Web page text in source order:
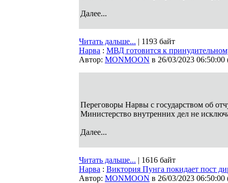
Далее...
Читать дальше... | 1193 байт
Нарва : МВД готовится к
Автор: MONMOON в 26/03/2023 06:50:00
Переговоры Нарвы с государством об
Министерство внутренних дел не
Далее...
Читать дальше... | 1616 байт
Нарва : Виктория Пунга покидает пост
Автор: MONMOON в 26/03/2023 06:50:00